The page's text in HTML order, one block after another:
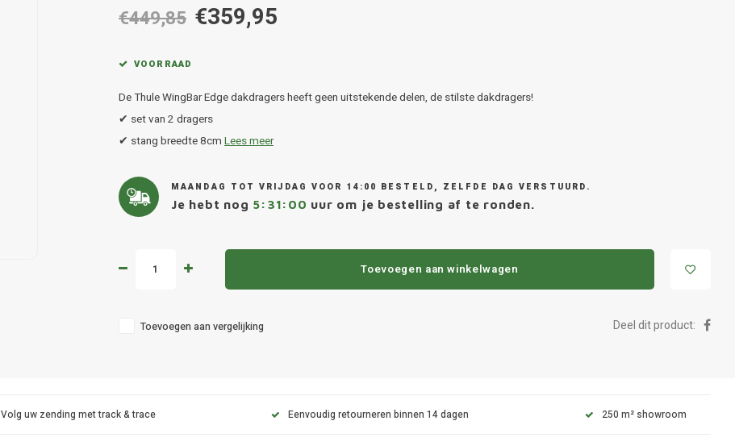
€449,85 €359,95
VOORRAAD
De Thule WingBar Edge dakdragers heeft geen uitstekende delen, de stilste dakdragers!
✔ set van 2 dragers
✔ stang breedte 8cm Lees meer
MAANDAG TOT VRIJDAG VOOR 14:00 BESTELD, ZELFDE DAG VERSTUURD.
Je hebt nog 5:30:59 uur om je bestelling af te ronden.
Toevoegen aan winkelwagen
Toevoegen aan vergelijking Deel dit product:
Volg uw zending met track & trace Eenvoudig retourneren binnen 14 dagen 250 m² showroom